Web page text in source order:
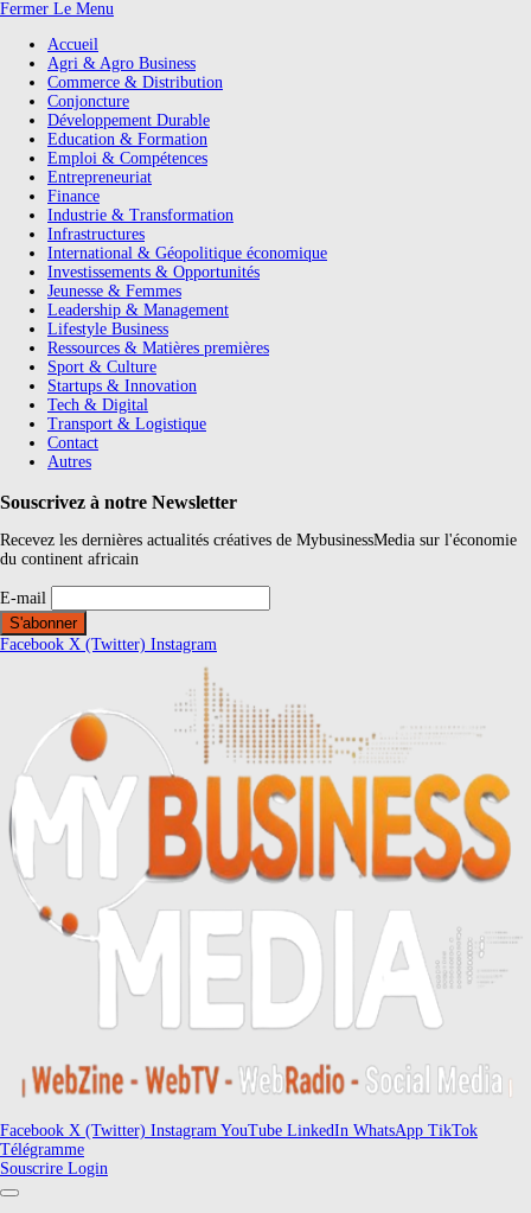
Fermer Le Menu
Accueil
Agri & Agro Business
Commerce & Distribution
Conjoncture
Développement Durable
Education & Formation
Emploi & Compétences
Entrepreneuriat
Finance
Industrie & Transformation
Infrastructures
International & Géopolitique économique
Investissements & Opportunités
Jeunesse & Femmes
Leadership & Management
Lifestyle Business
Ressources & Matières premières
Sport & Culture
Startups & Innovation
Tech & Digital
Transport & Logistique
Contact
Autres
Souscrivez à notre Newsletter
Recevez les dernières actualités créatives de MybusinessMedia sur l'économie
du continent africain
E-mail
Facebook X (Twitter) Instagram
Facebook X (Twitter) Instagram YouTube LinkedIn WhatsApp TikTok
Télégramme
Souscrire Login